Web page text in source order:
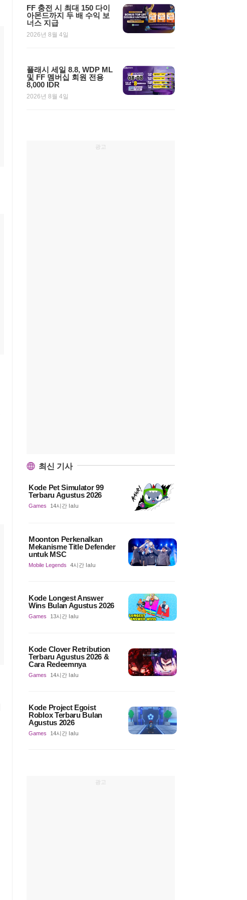
FF 충전 시 최대 150 다이
아몬드까지 두 배 수익 보
너스 지급
2026년 8월 4일
플래시 세일 8.8, WDP ML
및 FF 멤버십 회원 전용
8,000 IDR
2026년 8월 4일
광고
최신 기사
Kode Pet Simulator 99
Terbaru Agustus 2026
Games 14시간 lalu
Moonton Perkenalkan
Mekanisme Title Defender
untuk MSC
Mobile Legends 4시간 lalu
Kode Longest Answer
Wins Bulan Agustus 2026
Games 13시간 lalu
Kode Clover Retribution
Terbaru Agustus 2026 &
Cara Redeemnya
Games 14시간 lalu
Kode Project Egoist
Roblox Terbaru Bulan
Agustus 2026
Games 14시간 lalu
광고